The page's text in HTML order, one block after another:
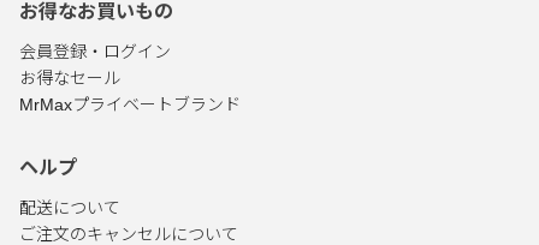
お得なお買いもの
会員登録・ログイン
お得なセール
MrMaxプライベートブランド
ヘルプ
配送について
ご注文のキャンセルについて